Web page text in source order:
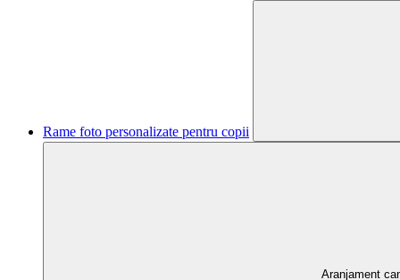
Rame foto personalizate pentru copii
Aranjament